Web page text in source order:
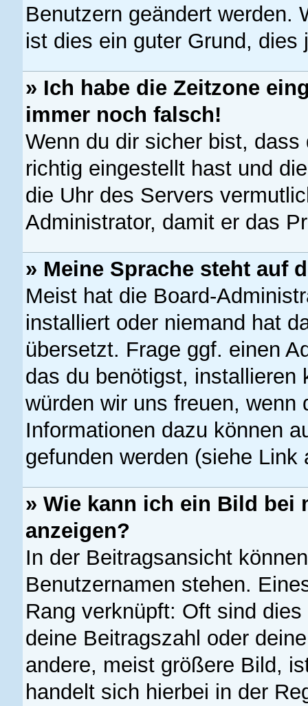
Benutzern geändert werden.
ist dies ein guter Grund, dies
» Ich habe die Zeitzone
immer noch falsch!
Wenn du dir sicher bist,
richtig eingestellt hast und
die Uhr des Servers
Administrator, damit er das
» Meine Sprache steht auf
Meist hat die Board-
installiert oder niemand hat
übersetzt. Frage ggf. einen
das du benötigst,
würden wir uns freuen, wenn
Informationen dazu können
gefunden werden (siehe
» Wie kann ich ein Bild bei
anzeigen?
In der Beitragsansicht
Benutzernamen stehen.
Rang verknüpft: Oft sind
deine Beitragszahl oder
andere, meist größere Bild,
handelt sich hierbei in der